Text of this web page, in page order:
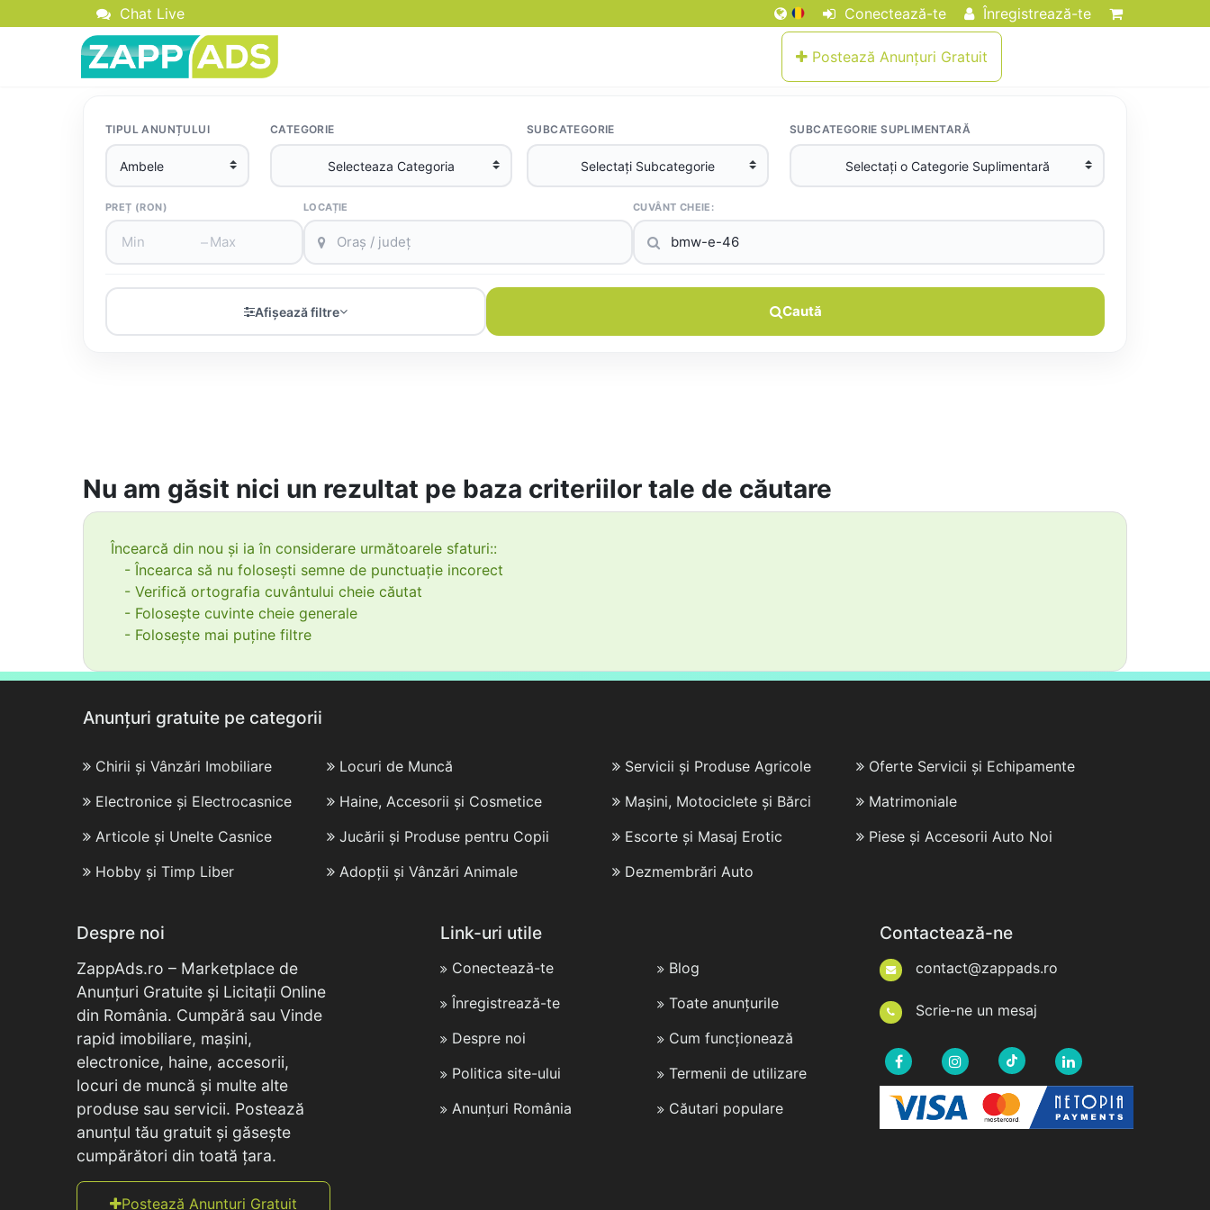
Chat Live Conectează-te Înregistrează-te
Postează Anunțuri Gratuit
TIPUL ANUNȚULUI CATEGORIE SUBCATEGORIE SUBCATEGORIE SUPLIMENTARĂ
PREȚ (RON)
–
LOCAȚIE CUVÂNT CHEIE:
Afișează filtre Caută
Nu am găsit nici un rezultat pe baza criteriilor tale de căutare
Încearcă din nou și ia în considerare următoarele sfaturi::
- Încearca să nu folosești semne de punctuație incorect
- Verifică ortografia cuvântului cheie căutat
- Folosește cuvinte cheie generale
- Folosește mai puține filtre
Anunțuri gratuite pe categorii
Chirii și Vânzări Imobiliare
Locuri de Muncă
Electronice și Electrocasnice
Haine, Accesorii și Cosmetice
Articole și Unelte Casnice
Jucării și Produse pentru Copii
Hobby și Timp Liber
Adopții și Vânzări Animale
Servicii și Produse Agricole
Oferte Servicii și Echipamente
Mașini, Motociclete și Bărci
Matrimoniale
Escorte și Masaj Erotic
Piese și Accesorii Auto Noi
Dezmembrări Auto
Despre noi
ZappAds.ro – Marketplace de
Anunțuri Gratuite și Licitații Online
din România. Cumpără sau Vinde
rapid imobiliare, mașini,
electronice, haine, accesorii,
locuri de muncă și multe alte
produse sau servicii. Postează
anunțul tău gratuit și găsește
cumpărători din toată țara.
Postează Anunțuri Gratuit
Link-uri utile
Conectează-te
Înregistrează-te
Despre noi
Politica site-ului
Anunțuri România
Blog
Toate anunțurile
Cum funcționează
Termenii de utilizare
Căutari populare
Contactează-ne
contact@zappads.ro
Scrie-ne un mesaj